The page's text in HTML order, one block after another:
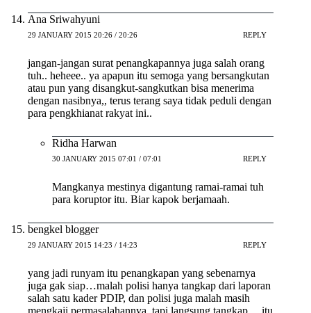
Ana Sriwahyuni
29 JANUARY 2015 20:26 / 20:26 REPLY
jangan-jangan surat penangkapannya juga salah orang
tuh.. heheee.. ya apapun itu semoga yang bersangkutan
atau pun yang disangkut-sangkutkan bisa menerima
dengan nasibnya,, terus terang saya tidak peduli dengan
para pengkhianat rakyat ini..
Ridha Harwan
30 JANUARY 2015 07:01 / 07:01 REPLY
Mangkanya mestinya digantung ramai-ramai tuh
para koruptor itu. Biar kapok berjamaah.
bengkel blogger
29 JANUARY 2015 14:23 / 14:23 REPLY
yang jadi runyam itu penangkapan yang sebenarnya
juga gak siap…malah polisi hanya tangkap dari laporan
salah satu kader PDIP, dan polisi juga malah masih